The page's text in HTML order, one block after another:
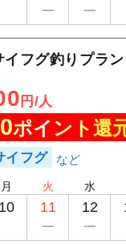
イフグ釣りプラ
円/人
ポイント還
イフグ
月
10
火
11
水
12